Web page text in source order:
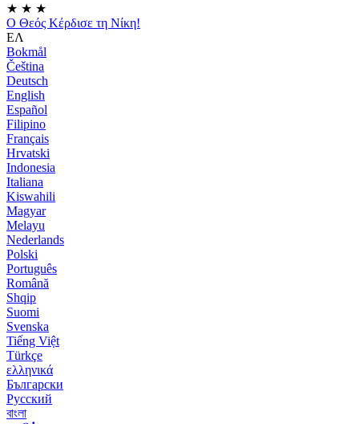
★ ★ ★
Ο Θεός Κέρδισε τη Νίκη!
ΕΛ
Bokmål
Čeština
Deutsch
English
Español
Filipino
Français
Hrvatski
Indonesia
Italiana
Kiswahili
Magyar
Melayu
Nederlands
Polski
Português
Română
Shqip
Suomi
Svenska
Tiếng Việt
Türkçe
ελληνικά
Български
Русский
বাংলা